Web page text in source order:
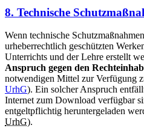
8. Technische
Wenn technische
urheberrechtlich geschützten
Unterrichts und der Lehre erstellt
Anspruch gegen den
notwendigen Mittel zur Verfügung
UrhG). Ein solcher Anspruch
Internet zum Download verfügbar
entgeltpflichtig heruntergeladen
UrhG).